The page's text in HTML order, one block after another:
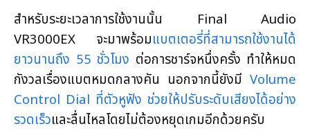
สำหรับระยะเวลาการใช้งานนั้น Final Audio
VR3000EX จะมาพร้อมแบตเตอรี่ที่สามารถใช้งานได้
ยาวนานถึง 55 ชั่วโมง ต่อการชาร์จหนึ่งครั้ง ทำให้หมด
กังวลเรื่องแบตหมดกลางคัน นอกจากนี้ยังมี Volume
Control Dial ที่ตัวหูฟัง ช่วยให้ปรับระดับเสียงได้อย่าง
รวดเร็วและลื่นไหลโดยไม่ต้องหยุดเกมอีกด้วยครับ